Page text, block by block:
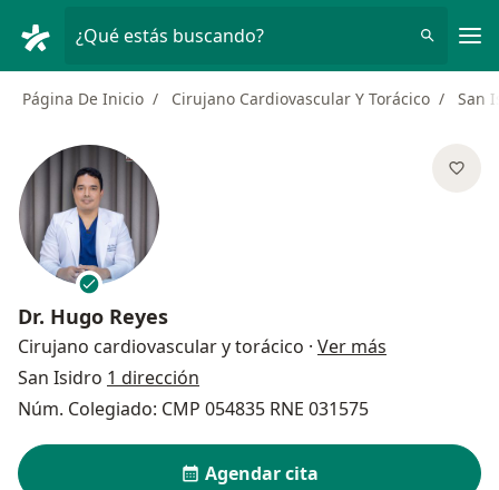
¿Qué estás buscando?
Página De Inicio Cirujano Cardiovascular Y Torácico San
Dr. Hugo Reyes
Cirujano cardiovascular y torácico · Ver más
San Isidro 1 dirección
Núm. Colegiado: CMP 054835 RNE 031575
Agendar cita